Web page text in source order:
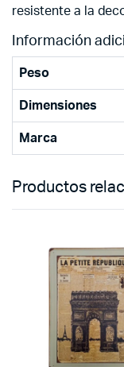
resistente a la
Información
Peso
Dimensiones
Marca
Productos